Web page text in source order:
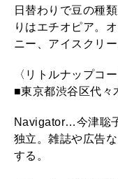
日替わりで豆の種
りはエチオピア。
ニー、アイスクリ
〈リトルナップコ
■東京都渋谷区代々
Navigator…今津聡
独立。雑誌や広告
する。